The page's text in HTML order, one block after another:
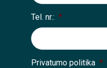
Tel. nr.: *
Privatumo politika *